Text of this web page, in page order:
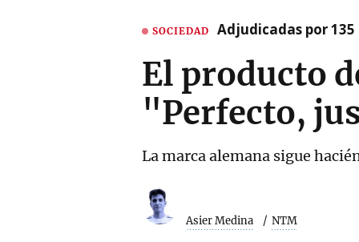
SOCIEDAD Adjudicadas por
El producto
"Perfecto,
La marca alemana sigue
Asier Medina NTM